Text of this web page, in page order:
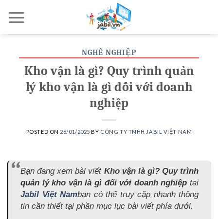
NGHỀ NGHIỆP
Kho vận là gì? Quy trình quản
lý kho vận là gì đối với doanh
nghiệp
POSTED ON 26/01/2025 BY CÔNG TY TNHH JABIL VIỆT NAM
Bạn đang xem bài viết Kho vận là gì? Quy trình
quản lý kho vận là gì đối với doanh nghiệp tại
Jabil Việt Nambạn có thể truy cập nhanh thông
tin cần thiết tại phần mục lục bài viết phía dưới.